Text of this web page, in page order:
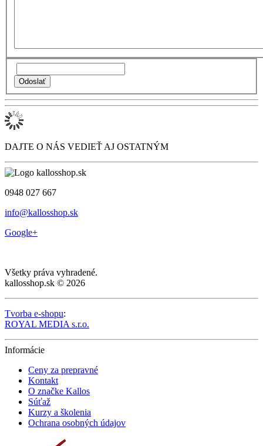
DAJTE O NÁS VEDIEŤ AJ OSTATNÝM
0948 027 667
info@kallosshop.sk
Google+
Všetky práva vyhradené.
kallosshop.sk © 2026
Tvorba e-shopu:
ROYAL MEDIA s.r.o.
Informácie
Ceny za prepravné
Kontakt
O značke Kallos
Súťaž
Kurzy a školenia
Ochrana osobných údajov